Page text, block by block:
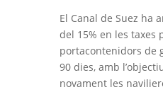
El Canal de Suez ha
del 15% en les taxes
portacontenidors de
90 dies, amb
novament les